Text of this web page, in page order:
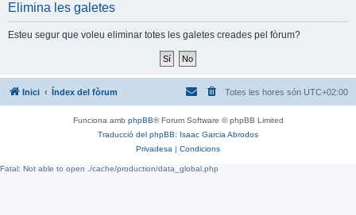
Elimina les galetes
Esteu segur que voleu eliminar totes les galetes creades pel fòrum?
Inici Índex del fòrum Totes les hores són UTC+02:00
Funciona amb phpBB® Forum Software © phpBB Limited
Traducció del phpBB: Isaac Garcia Abrodos
Privadesa | Condicions
Fatal: Not able to open ./cache/production/data_global.php